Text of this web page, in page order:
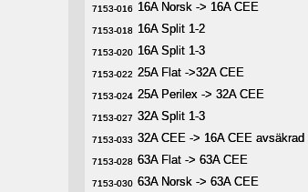
7153-016 16A Norsk -> 16A CEE
7153-016 16A Norsk -> 16A CEE
7153-018 16A Split 1-2
7153-018 16A Split 1-2
7153-020 16A Split 1-3
7153-020 16A Split 1-3
7153-022 25A Flat ->32A CEE
7153-022 25A Flat ->32A CEE
7153-024 25A Perilex -> 32A CEE
7153-024 25A Perilex -> 32A CEE
7153-027 32A Split 1-3
7153-027 32A Split 1-3
7153-033 32A CEE -> 16A CEE avsäkrad
7153-033 32A CEE -> 16A CEE avsäkrad
7153-028 63A Flat -> 63A CEE
7153-028 63A Flat -> 63A CEE
7153-030 63A Norsk -> 63A CEE
7153-030 63A Norsk -> 63A CEE